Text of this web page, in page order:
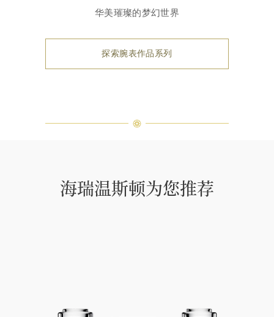
华美璀璨的梦幻世界
探索腕表作品系列
海瑞温斯顿为您推荐